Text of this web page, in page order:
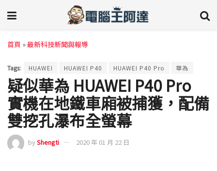
首頁 »最新科技新聞與報導
Tags: HUAWEI HUAWEI P40 HUAWEI P40 Pro 華為
疑似華為 HUAWEI P40 Pro
實機在地鐵車廂被捕獲，配備
雙挖孔瀑布全螢幕
byShengti 2020 年 01 月 22 日